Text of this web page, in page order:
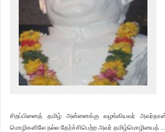
சிறப்பினைத் தமிழ் அன்னைக்கு வழங்கியவர்
மொழிகளிலே நல்ல தேர்ச்சிபெற்ற அவர் தமிழ்மொழியைத் …